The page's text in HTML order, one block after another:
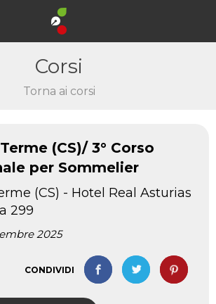
Corsi
Torna ai corsi
(CS)/ 3° Corso
per Sommelier
(CS) - Hotel Real Asturias
299
2025
CONDIVIDI